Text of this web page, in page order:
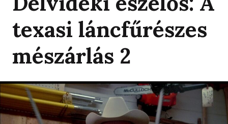
texasi láncfűrészes
mészárlás 2